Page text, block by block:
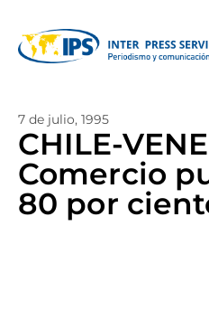
7 de julio, 1995
CHILE-
Comercio
80 por